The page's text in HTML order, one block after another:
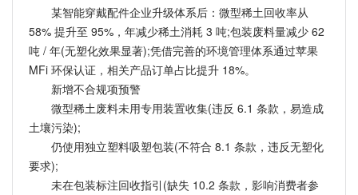
某智能穿戴配件企业升级体系后：微型稀土回收率从
58% 提升至 95%，年减少稀土消耗 3 吨;包装废料量减少 62
吨 / 年(无塑化效果显著);凭借完善的环境管理体系通过苹果
MFi 环保认证，相关产品订单占比提升 18%。
新增不合规项预警
微型稀土废料未用专用装置收集(违反 6.1 条款，易造成
土壤污染);
仍使用独立塑料吸塑包装(不符合 8.1 条款，违反无塑化
要求);
未在包装标注回收指引(缺失 10.2 条款，影响消费者参